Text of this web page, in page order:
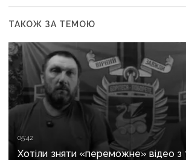
ТАКОЖ ЗА ТЕМОЮ
05:42
Хотіли зняти «переможне» відео